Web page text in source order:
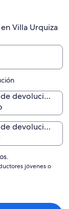
Villa Urquiza
Fecha de devolución
Hora de devolución
jóvenes o